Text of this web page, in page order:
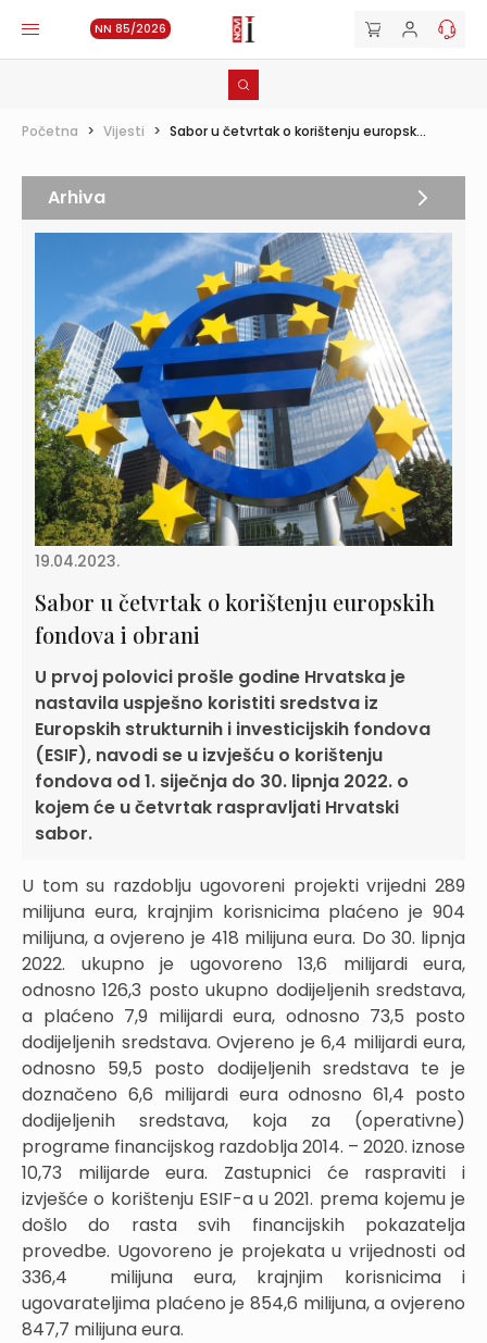
NN 85/2026
Početna > Vijesti > Sabor u četvrtak o korištenju europsk...
19.04.2023.
Sabor u četvrtak o korištenju europskih
fondova i obrani
U prvoj polovici prošle godine Hrvatska je
nastavila uspješno koristiti sredstva iz
Europskih strukturnih i investicijskih fondova
(ESIF), navodi se u izvješću o korištenju
fondova od 1. siječnja do 30. lipnja 2022. o
kojem će u četvrtak raspravljati Hrvatski
sabor.
U tom su razdoblju ugovoreni projekti vrijedni 289
milijuna eura, krajnjim korisnicima plaćeno je 904
milijuna, a ovjereno je 418 milijuna eura. Do 30. lipnja
2022. ukupno je ugovoreno 13,6 milijardi eura,
odnosno 126,3 posto ukupno dodijeljenih sredstava,
a plaćeno 7,9 milijardi eura, odnosno 73,5 posto
dodijeljenih sredstava. Ovjereno je 6,4 milijardi eura,
odnosno 59,5 posto dodijeljenih sredstava te je
doznačeno 6,6 milijardi eura odnosno 61,4 posto
dodijeljenih sredstava, koja za (operativne)
programe financijskog razdoblja 2014. – 2020. iznose
10,73 milijarde eura. Zastupnici će raspraviti i
izvješće o korištenju ESIF-a u 2021. prema kojemu je
došlo do rasta svih financijskih pokazatelja
provedbe. Ugovoreno je projekata u vrijednosti od
336,4 milijuna eura, krajnjim korisnicima i
ugovarateljima plaćeno je 854,6 milijuna, a ovjereno
847,7 milijuna eura.
Arhiva